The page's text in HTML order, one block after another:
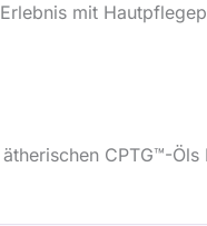
mit
CPTG™-Öls